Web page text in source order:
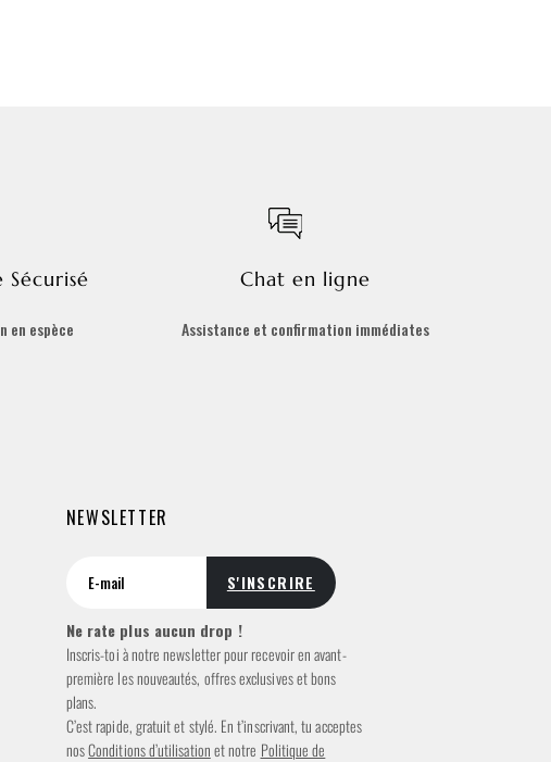
Sécurisé
en espèce
Chat en ligne
Assistance et confirmation immédiates
NEWSLETTER
Ne rate plus aucun drop !
Inscris-toi à notre newsletter pour recevoir en avant-
première les nouveautés, offres exclusives et bons
plans.
C’est rapide, gratuit et stylé. En t’inscrivant, tu acceptes
nosConditions d’utilisationet notre Politique de